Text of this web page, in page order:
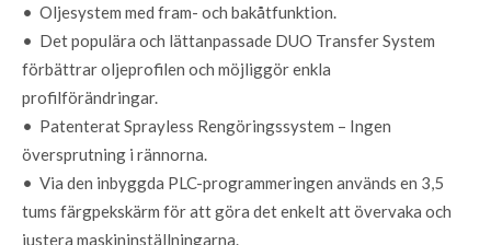
• Oljesystem med fram- och bakåtfunktion.
• Det populära och lättanpassade DUO Transfer System
förbättrar oljeprofilen och möjliggör enkla
profilförändringar.
• Patenterat Sprayless Rengöringssystem – Ingen
översprutning i rännorna.
• Via den inbyggda PLC-programmeringen används en 3,5
tums färgpekskärm för att göra det enkelt att övervaka och
justera maskininställningarna.